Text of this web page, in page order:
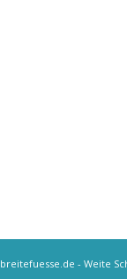
breitefuesse.de - Weite